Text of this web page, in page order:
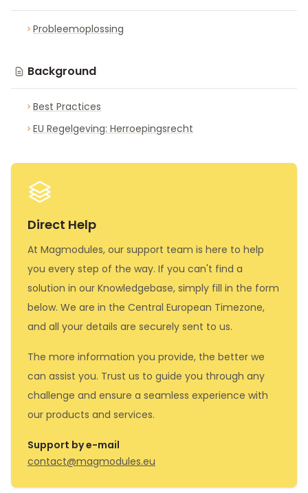
Probleemoplossing
Background
Best Practices
EU Regelgeving: Herroepingsrecht
Direct Help
At Magmodules, our support team is here to help
you every step of the way. If you can't find a
solution in our Knowledgebase, simply fill in the form
below. We are in the Central European Timezone,
and all your details are securely sent to us.
The more information you provide, the better we
can assist you. Trust us to guide you through any
challenge and ensure a seamless experience with
our products and services.
Support by e-mail
contact@magmodules.eu